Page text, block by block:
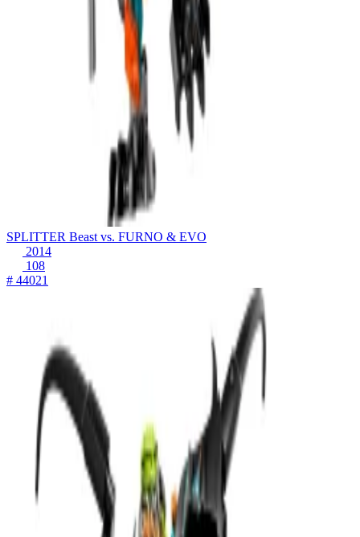
SPLITTER Beast vs. FURNO & EVO
2014
108
# 44021